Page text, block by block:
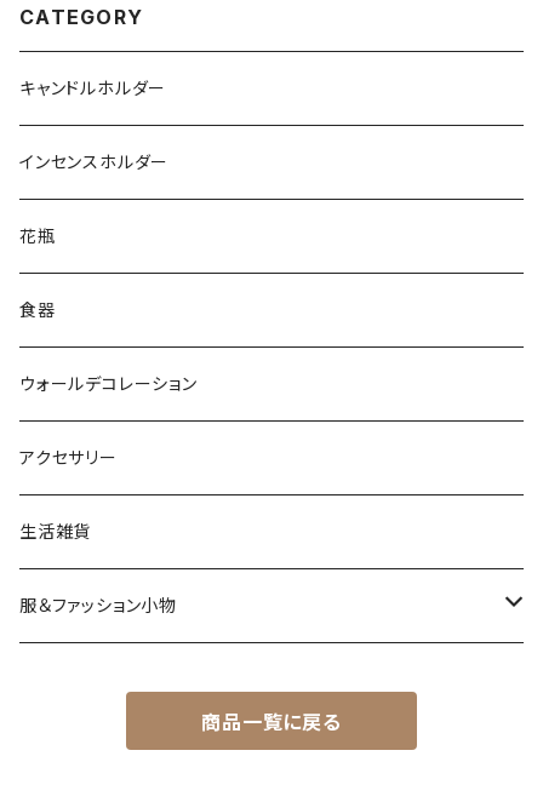
CATEGORY
キャンドルホルダー
インセンスホルダー
花瓶
食器
ウォールデコレーション
アクセサリー
生活雑貨
服＆ファッション小物
商品一覧に戻る